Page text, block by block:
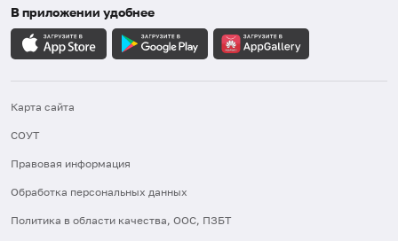
В приложении удобнее
Карта сайта
СОУТ
Правовая информация
Обработка персональных данных
Политика в области качества, ООС, ПЗБТ